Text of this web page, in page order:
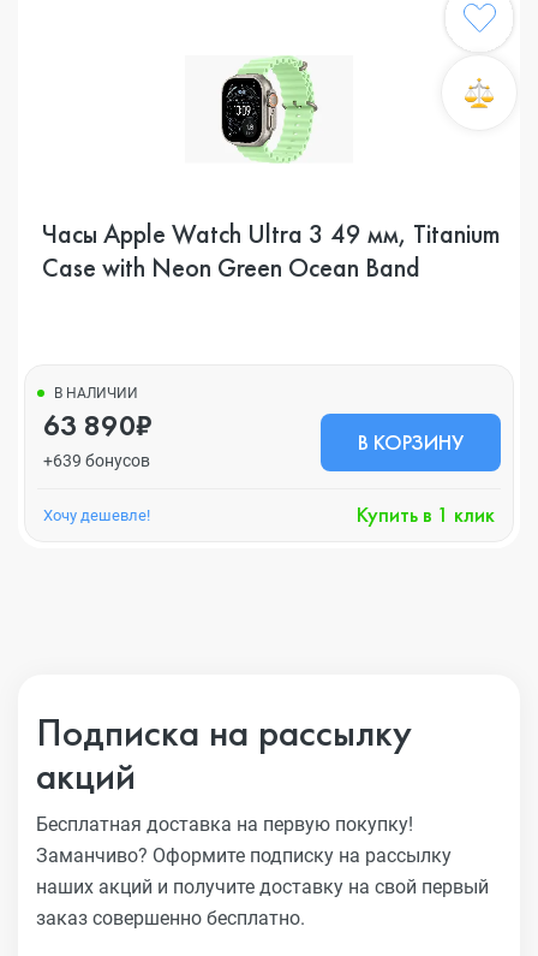
Часы Apple Watch Ultra 3 49 мм, Titanium
Case with Neon Green Ocean Band
В НАЛИЧИИ
63 890₽
+639 бонусов
В КОРЗИНУ
Хочу дешевле! Купить в 1 клик
Подписка на рассылку
акций
Бесплатная доставка на первую покупку!
Заманчиво? Оформите подписку на рассылку
наших акций и получите доставку на свой первый
заказ совершенно бесплатно.